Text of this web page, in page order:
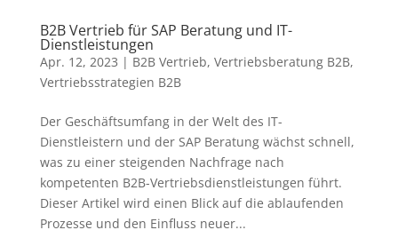
B2B Vertrieb für SAP Beratung und IT-
Dienstleistungen
Apr. 12, 2023 | B2B Vertrieb, Vertriebsberatung B2B,
Vertriebsstrategien B2B
Der Geschäftsumfang in der Welt des IT-
Dienstleistern und der SAP Beratung wächst schnell,
was zu einer steigenden Nachfrage nach
kompetenten B2B-Vertriebsdienstleistungen führt.
Dieser Artikel wird einen Blick auf die ablaufenden
Prozesse und den Einfluss neuer...